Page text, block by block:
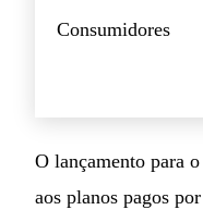
Consumidores
O lançamento para
aos planos pagos